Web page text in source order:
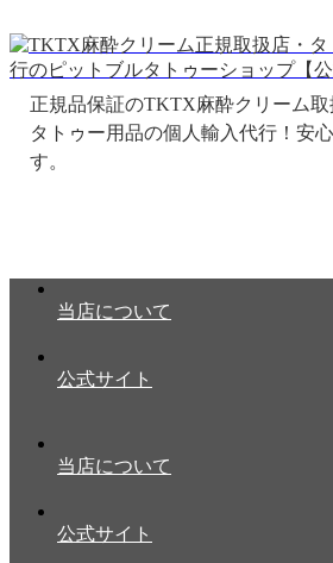
正規品保証のTKTX麻酔クリーム取
当店について
公式サイト
当店について
公式サイト